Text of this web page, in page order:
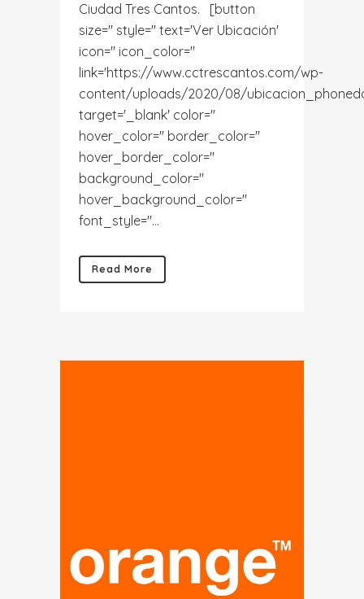
Ciudad Tres Cantos. [button
size='' style='' text='Ver Ubicación'
icon='' icon_color=''
link='https://www.cctrescantos.com/wp-
content/uploads/2020/08/
target='_blank' color=''
hover_color='' border_color=''
hover_border_color=''
background_color=''
hover_background_color=''
font_style=''...
Read More